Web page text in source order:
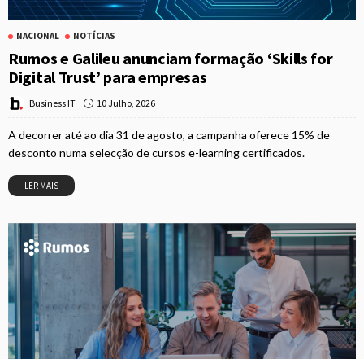
NACIONAL NOTÍCIAS
Rumos e Galileu anunciam formação ‘Skills for
Digital Trust’ para empresas
Business IT 10 Julho, 2026
A decorrer até ao dia 31 de agosto, a campanha oferece 15% de
desconto numa selecção de cursos e-learning certificados.
LER MAIS